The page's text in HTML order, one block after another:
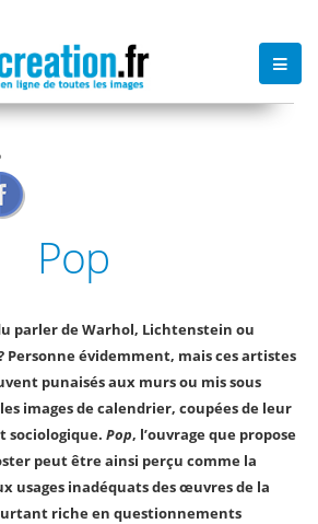
Pop
parler de Warhol, Lichtenstein ou
Personne évidemment, mais ces artistes
punaisés aux murs ou mis sous
images de calendrier, coupées de leur
sociologique. Pop, l’ouvrage que propose
peut être ainsi perçu comme la
usages inadéquats des œuvres de la
riche en questionnements